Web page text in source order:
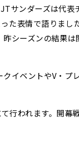
サンダーズは代
た表情で語りま
シーズンの結果
イベントやV・プ
われます。開幕